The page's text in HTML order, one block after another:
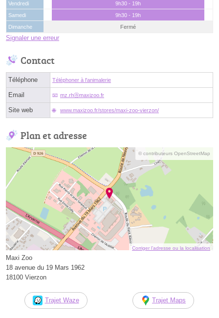
Vendredi
9h30 - 19h
Samedi
9h30 - 19h
Dimanche
Fermé
Signaler une erreur
Contact
Téléphone Téléphoner à l'animalerie
Email mz.rhⓐmaxizoo.fr
Site web www.maxizoo.fr/stores/maxi-zoo-vierzon/
Plan et adresse
© contributeurs OpenStreetMap
Corriger l’adresse ou la localisation
Maxi Zoo
18 avenue du 19 Mars 1962
18100 Vierzon
Trajet Waze Trajet Maps